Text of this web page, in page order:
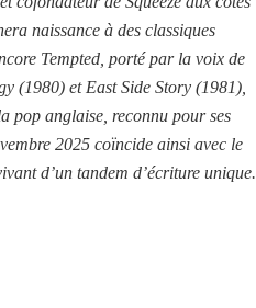
naissance à des classiques
Tempted, porté par la voix de
(1980) et East Side Story (1981),
pop anglaise, reconnu pour ses
2025 coïncide ainsi avec le
d’un tandem d’écriture unique.